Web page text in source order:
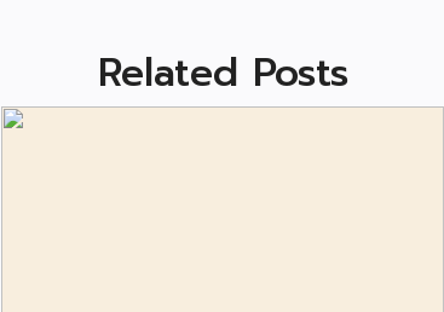
Related Posts